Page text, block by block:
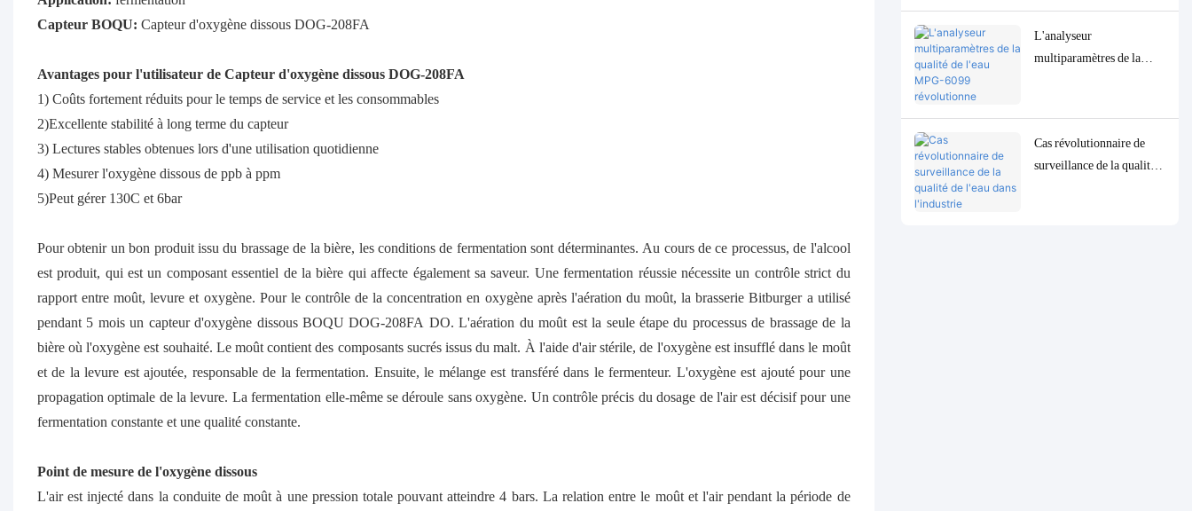
Capteur BOQU: Capteur d'oxygène dissous DOG-208FA
Avantages pour l'utilisateur de Capteur d'oxygène dissous DOG-208FA
1) Coûts fortement réduits pour le temps de service et les consommables
2)Excellente stabilité à long terme du capteur
3) Lectures stables obtenues lors d'une utilisation quotidienne
4) Mesurer l'oxygène dissous de ppb à ppm
5)Peut gérer 130C et 6bar
Pour obtenir un bon produit issu du brassage de la bière, les conditions de fermentation sont déterminantes. Au cours de ce processus, de l'alcool
est produit, qui est un composant essentiel de la bière qui affecte également sa saveur. Une fermentation réussie nécessite un contrôle strict du
rapport entre moût, levure et oxygène. Pour le contrôle de la concentration en oxygène après l'aération du moût, la brasserie Bitburger a utilisé
pendant 5 mois un capteur d'oxygène dissous BOQU DOG-208FA DO. L'aération du moût est la seule étape du processus de brassage de la
bière où l'oxygène est souhaité. Le moût contient des composants sucrés issus du malt. À l'aide d'air stérile, de l'oxygène est insufflé dans le moût
et de la levure est ajoutée, responsable de la fermentation. Ensuite, le mélange est transféré dans le fermenteur. L'oxygène est ajouté pour une
propagation optimale de la levure. La fermentation elle-même se déroule sans oxygène. Un contrôle précis du dosage de l'air est décisif pour une
fermentation constante et une qualité constante.
Point de mesure de l'oxygène dissous
L'air est injecté dans la conduite de moût à une pression totale pouvant atteindre 4 bars. La relation entre le moût et l'air pendant la période de
l'industrie de la pâte à
papier en Indonésie
L'analyseur
multiparamètres de la
l'industrie pétrolière et
gazière indonésienne
Cas révolutionnaire de
surveillance de la qualité